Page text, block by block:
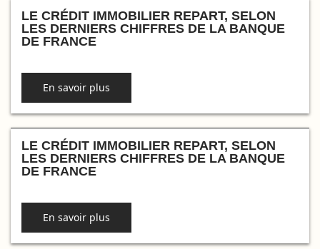
LE CRÉDIT IMMOBILIER REPART, SELON
LES DERNIERS CHIFFRES DE LA BANQUE
DE FRANCE
En savoir plus
LE CRÉDIT IMMOBILIER REPART, SELON
LES DERNIERS CHIFFRES DE LA BANQUE
DE FRANCE
En savoir plus